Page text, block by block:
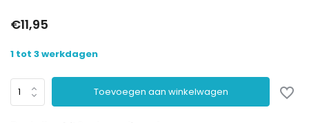
€11,95
1 tot 3 werkdagen
Toevoegen aan winkelwagen